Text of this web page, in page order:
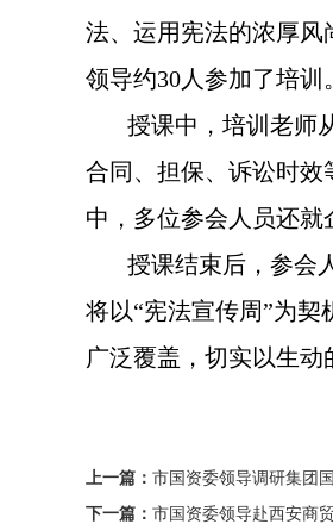
法、运用宪法的浓厚风
领导约30人参加了培训。
授课中，培训老师从
合同、担保、诉讼时
中，多位参会人员还就
授课结束后，参会人
将以“宪法宣传周”为
广泛覆盖，切实以生
上一篇： 市国资委领导调研集团
下一篇： 市国资委领导赴西安商